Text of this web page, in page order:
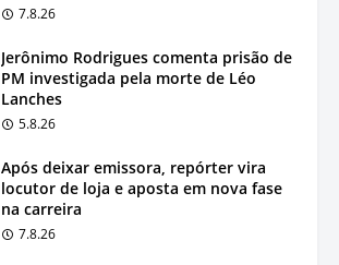
7.8.26
Jerônimo Rodrigues comenta prisão de
PM investigada pela morte de Léo
Lanches
5.8.26
Após deixar emissora, repórter vira
locutor de loja e aposta em nova fase
na carreira
7.8.26